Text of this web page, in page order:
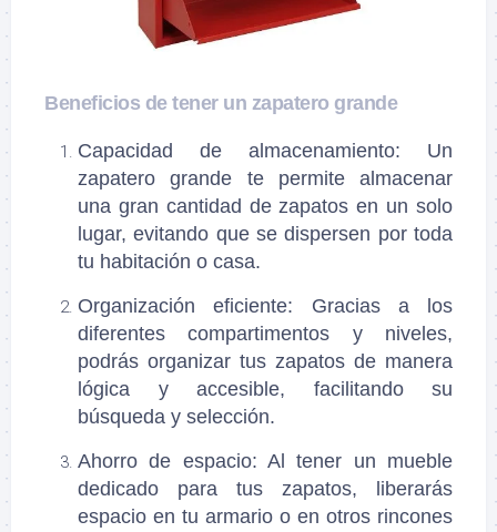
Beneficios de tener un zapatero grande
Capacidad de almacenamiento: Un
zapatero grande te permite almacenar
una gran cantidad de zapatos en un solo
lugar, evitando que se dispersen por toda
tu habitación o casa.
Organización eficiente: Gracias a los
diferentes compartimentos y niveles,
podrás organizar tus zapatos de manera
lógica y accesible, facilitando su
búsqueda y selección.
Ahorro de espacio: Al tener un mueble
dedicado para tus zapatos, liberarás
espacio en tu armario o en otros rincones